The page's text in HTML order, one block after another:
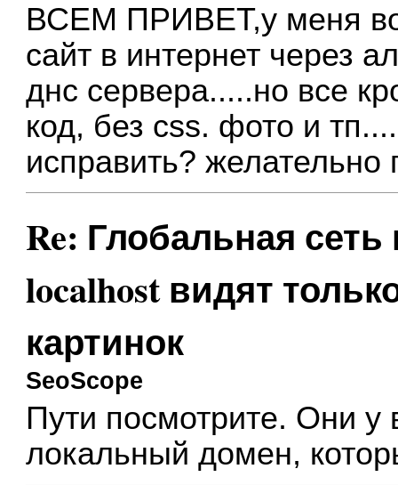
ВСЕМ ПРИВЕТ,у меня
сайт в интернет через
днс сервера.....но все
код, без css. фото и
исправить? желательно
Re: Глобальная
localhost видят
картинок
SeoScope
Пути посмотрите. Они у
локальный домен,